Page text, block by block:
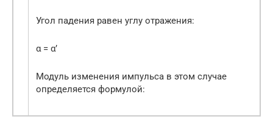
Угол падения равен углу отражения:
α = α’
Модуль изменения импульса в этом случае
определяется формулой: